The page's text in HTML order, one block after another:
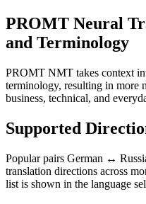
PROMT Neural
and Terminology
PROMT NMT takes context
terminology, resulting in more
business, technical, and
Supported
Popular pairs German ↔
translation directions across
list is shown in the language